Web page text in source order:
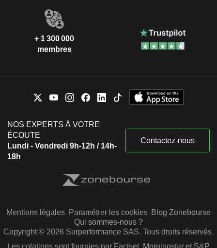
+ 1 300 000
membres
NOS EXPERTS À VOTRE
ÉCOUTE
Lundi - Vendredi 9h-12h / 14h-
18h
Contactez-nous
Mentions légales Paramétrer les cookies Blog Zonebourse
Qui sommes-nous ?
Copyright © 2026 Surperformance SAS. Tous droits réservés.
Les cotations sont fournies par Factset, Morningstar et S&P